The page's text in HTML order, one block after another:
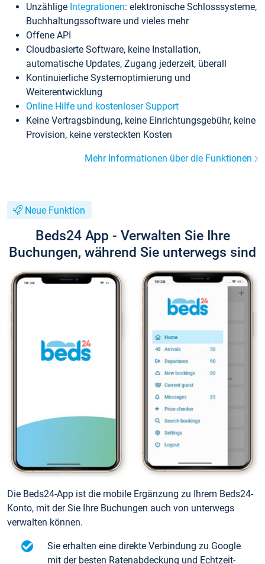
Unzählige Integrationen: elektronische Schlosssysteme,
Buchhaltungssoftware und vieles mehr
Offene API
Cloudbasierte Software, keine Installation,
automatische Updates, Zugang jederzeit, überall
Kontinuierliche Systemoptimierung und
Weiterentwicklung
Online Hilfe und kostenloser Support
Keine Vertragsbindung, keine Einrichtungsgebühr, keine
Provision, keine versteckten Kosten
Mehr Informationen über die Funktionen
Neue Funktion
Beds24 App - Verwalten Sie Ihre
Buchungen, während Sie unterwegs sind
Die Beds24-App ist die mobile Ergänzung zu Ihrem Beds24-
Konto, mit der Sie Ihre Buchungen auch von unterwegs
verwalten können.
Sie erhalten eine direkte Verbindung zu Google
mit der besten Ratenabdeckung und Echtzeit-